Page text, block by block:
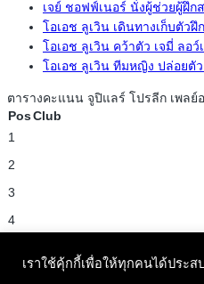
เจย์ ชอฟฟ์เนอร์ นั่งผู้ช่วยผู้ฝึ
โอเอช ลูเวิน เดินทางเก็บตัว
โอเอช ลูเวิน คว้าตัว เจมี่ ลอ
โอเอช ลูเวิน ทีมหญิง ปล่อยตั
ตารางคะแนน จูปิแลร์ โปรลีก เพลย์
PosClub
1
2
3
4
เราใช้คุ้กกี้เพื่อให้ทุกคนได้ประ